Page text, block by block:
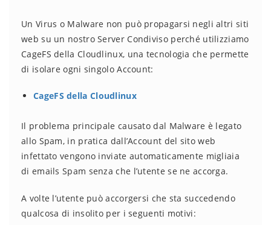
Un Virus o Malware non può propagarsi negli altri siti
web su un nostro Server Condiviso perché utilizziamo
CageFS della Cloudlinux, una tecnologia che permette
di isolare ogni singolo Account:
CageFS della Cloudlinux
Il problema principale causato dal Malware è legato
allo Spam, in pratica dall’Account del sito web
infettato vengono inviate automaticamente migliaia
di emails Spam senza che l’utente se ne accorga.
A volte l’utente può accorgersi che sta succedendo
qualcosa di insolito per i seguenti motivi: